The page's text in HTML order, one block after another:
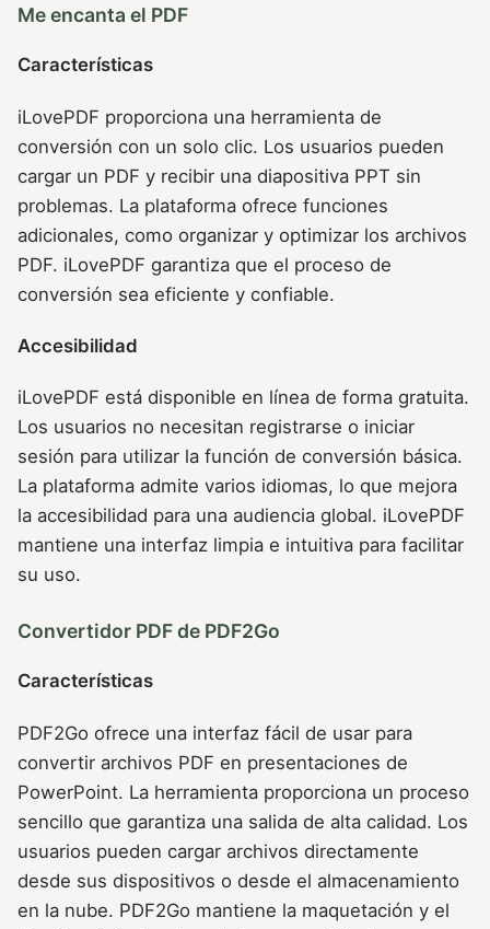
Me encanta el PDF
Características
iLovePDF proporciona una herramienta de
conversión con un solo clic. Los usuarios pueden
cargar un PDF y recibir una diapositiva PPT sin
problemas. La plataforma ofrece funciones
adicionales, como organizar y optimizar los archivos
PDF. iLovePDF garantiza que el proceso de
conversión sea eficiente y confiable.
Accesibilidad
iLovePDF está disponible en línea de forma gratuita.
Los usuarios no necesitan registrarse o iniciar
sesión para utilizar la función de conversión básica.
La plataforma admite varios idiomas, lo que mejora
la accesibilidad para una audiencia global. iLovePDF
mantiene una interfaz limpia e intuitiva para facilitar
su uso.
Convertidor PDF de PDF2Go
Características
PDF2Go ofrece una interfaz fácil de usar para
convertir archivos PDF en presentaciones de
PowerPoint. La herramienta proporciona un proceso
sencillo que garantiza una salida de alta calidad. Los
usuarios pueden cargar archivos directamente
desde sus dispositivos o desde el almacenamiento
en la nube. PDF2Go mantiene la maquetación y el